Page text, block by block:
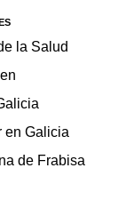
la Salud
en Galicia
de Frabisa